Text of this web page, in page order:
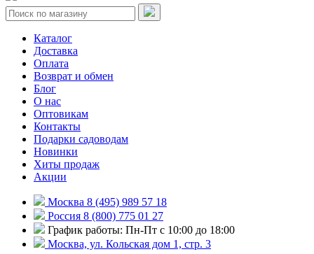
Каталог
Доставка
Оплата
Возврат и обмен
Блог
О нас
Оптовикам
Контакты
Подарки садоводам
Новинки
Хиты продаж
Акции
Москва 8 (495) 989 57 18
Россия 8 (800) 775 01 27
График работы: Пн-Пт с 10:00 до 18:00
Москва, ул. Кольская дом 1, стр. 3